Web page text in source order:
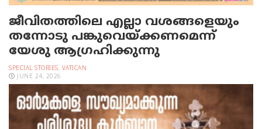
ജീവിതത്തിലെ എല്ലാ വശങ്ങളെയും
തന്നോടു പങ്കുവെയ്ക്കണമെന്ന്
യേശു ആഗ്രഹിക്കുന്നു
SPECIAL STORIES, VATICAN
JUNE 24, 2026